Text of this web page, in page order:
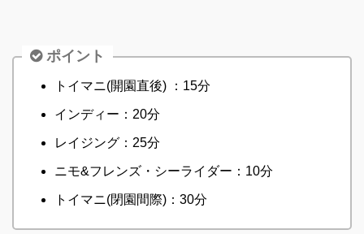
ポイント
トイマニ(開園直後) ：15分
インディー：20分
レイジング：25分
ニモ&フレンズ・シーライダー：10分
トイマニ(閉園間際)：30分